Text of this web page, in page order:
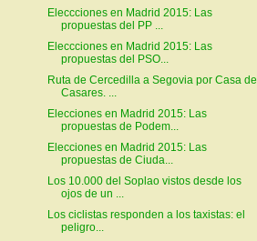
Eleccciones en Madrid 2015: Las
propuestas del PP ...
Eleccciones en Madrid 2015: Las
propuestas del PSO...
Ruta de Cercedilla a Segovia por Casa de
Casares. ...
Elecciones en Madrid 2015: Las
propuestas de Podem...
Elecciones en Madrid 2015: Las
propuestas de Ciuda...
Los 10.000 del Soplao vistos desde los
ojos de un ...
Los ciclistas responden a los taxistas: el
peligro...